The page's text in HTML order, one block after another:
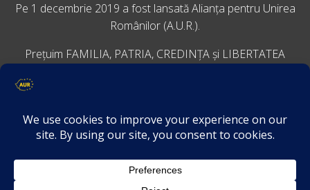
Pe 1 decembrie 2019 a fost lansatăAlianța pentru Unirea
Românilor (A.U.R.).
Prețuim FAMILIA, PATRIA, CREDINȚA și LIBERTATEA
VINO ALĂTURI DE NOI
Descarcă aplicația Platforma AUR